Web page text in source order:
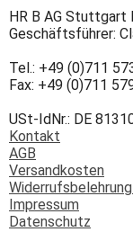
HR B AG Stuttgart
Geschäftsführer:
Tel.: +49 (0)711
Fax: +49 (0)711
USt-IdNr.: DE
Kontakt
AGB
Versandkosten
Impressum
Datenschutz